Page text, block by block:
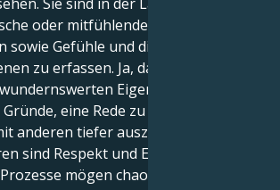
oder mitfühlende Weise zu
sowie Gefühle und die Bedeutung
zu erfassen. Ja, das ist nur eine
Eigenschaften. Einer
eine Rede zu halten, ist der
anderen tiefer auszutauschen.
sind Respekt und Einfallsreichtum.
mögen chaotisch oder